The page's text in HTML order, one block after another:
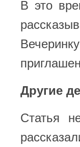
В это
Другие
Статья